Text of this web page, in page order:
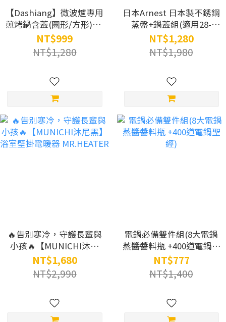
【Dashiang】微波爐專用
煎烤鍋含蓋(圓形/方形)(紅
色)
NT$999
NT$1,280
日本Arnest 日本製不銹鋼
蒸盤+鍋蓋組(適用28-
30cm鍋子)
NT$1,280
NT$1,980
🔥告別寒冷，守護長輩與
小孩🔥【MUNICHI沐尼
黑】浴室壁掛電暖器
MR.HEATER
NT$1,680
NT$2,990
電鍋必備雙件組(8大電鍋
蒸醬醬料瓶 +400道電鍋聖
經)
NT$777
NT$1,400